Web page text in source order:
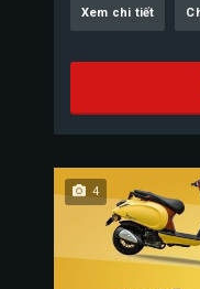
Xem chi tiết
4